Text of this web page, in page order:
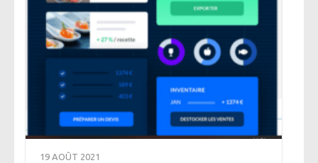
19 AOÛT 2021